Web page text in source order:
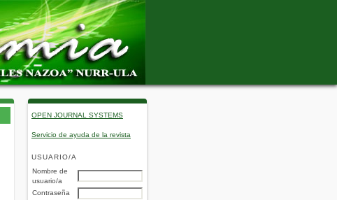
OPEN JOURNAL SYSTEMS
Servicio de ayuda de la revista
USUARIO/A
Nombre de
usuario/a
Contraseña